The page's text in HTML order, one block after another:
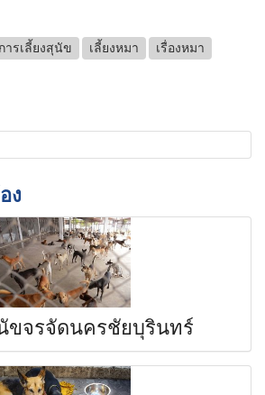
การเลี้ยงสุนัข เลี้ยงหมา
เรื่องหมา
ง
ขจรจัดนครชัยบุรินทร์